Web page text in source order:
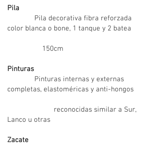
Pila
Pila decorativa fibra reforzada
color blanca o bone, 1 tanque y 2 batea
150cm
Pinturas
Pinturas internas y externas
completas, elastoméricas y anti-hongos
reconocidas similar a Sur,
Lanco u otras
Zacate